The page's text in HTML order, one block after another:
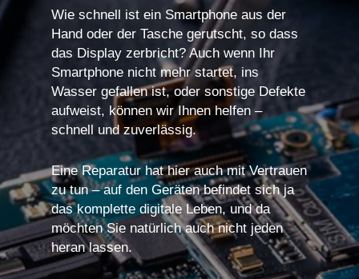
Wie schnell ist ein Smartphone aus der
Hand oder der Tasche gerutscht, so dass
das Display zerbricht? Auch wenn Ihr
Smartphone nicht mehr startet, ins
Wasser gefallen ist, oder sonstige Defekte
aufweist, können wir Ihnen helfen –
schnell und zuverlässig.
Eine Reparatur hat hier auch mit Vertrauen
zu tun – auf den Geräten befindet sich ja
das komplette digitale Leben, und da
möchten Sie natürlich auch nicht jeden
heran lassen.